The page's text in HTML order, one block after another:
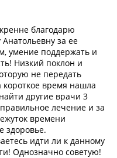
благодарю
за ее
умение поддержать и
Низкий поклон и
не передать
короткое время нашла
другие врачи 3
лечение и за
времени
здоровье.
идти ли к данному
Однозначно советую!